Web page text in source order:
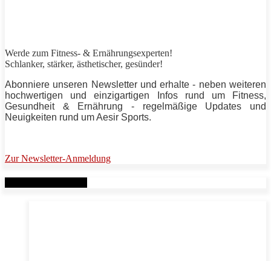
Werde zum Fitness- & Ernährungsexperten!
Schlanker, stärker, ästhetischer, gesünder!
Abonniere unseren Newsletter und erhalte - neben weiteren
hochwertigen und einzigartigen Infos rund um Fitness,
Gesundheit & Ernährung - regelmäßige Updates und
Neuigkeiten rund umAesir Sports.
Zur Newsletter-Anmeldung